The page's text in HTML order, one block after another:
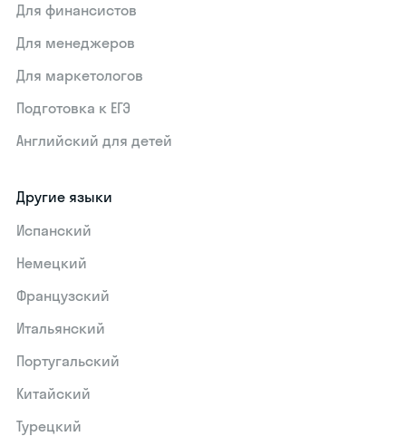
Для финансистов
Для менеджеров
Для маркетологов
Подготовка к ЕГЭ
Английский для детей
Другие языки
Испанский
Немецкий
Французский
Итальянский
Португальский
Китайский
Турецкий